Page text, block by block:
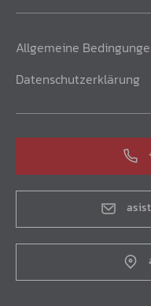
Allgemeine
Datenschutzerklärung